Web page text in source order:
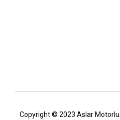
Copyright © 2023 Aslar Motorlu